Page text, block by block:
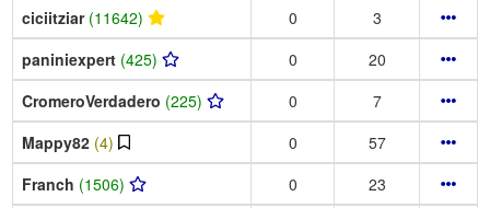
ciciitziar (11642) 0
3
paniniexpert (425) 0
20
CromeroVerdadero (225) 0
7
Mappy82 (4) 0
57
Franch (1506) 0
23